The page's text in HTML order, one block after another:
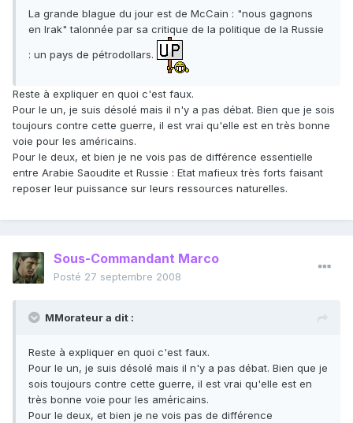
La grande blague du jour est de McCain : "nous gagnons
en Irak" talonnée par sa critique de la politique de la Russie
: un pays de pétrodollars.
Reste à expliquer en quoi c'est faux.
Pour le un, je suis désolé mais il n'y a pas débat. Bien que je sois
toujours contre cette guerre, il est vrai qu'elle est en très bonne
voie pour les américains.
Pour le deux, et bien je ne vois pas de différence essentielle
entre Arabie Saoudite et Russie : Etat mafieux très forts faisant
reposer leur puissance sur leurs ressources naturelles.
Sous-Commandant Marco
Posté 27 septembre 2008
MMorateur a dit :
Reste à expliquer en quoi c'est faux.
Pour le un, je suis désolé mais il n'y a pas débat. Bien que je
sois toujours contre cette guerre, il est vrai qu'elle est en
très bonne voie pour les américains.
Pour le deux, et bien je ne vois pas de différence